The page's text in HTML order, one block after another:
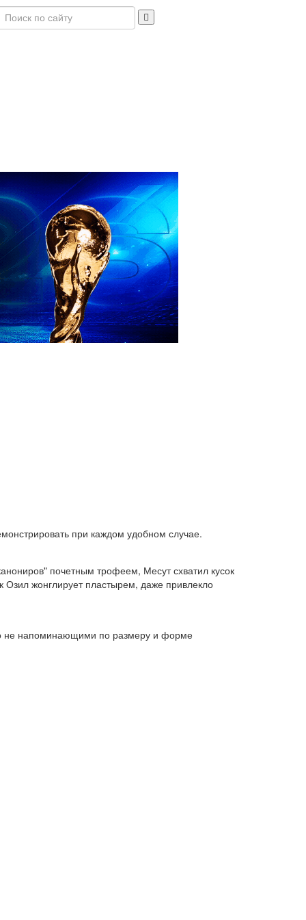
при каждом удобном случае.
почетным трофеем, Месут схватил кусок
жонглирует пластырем, даже привлекло
не напоминающими по размеру и форме